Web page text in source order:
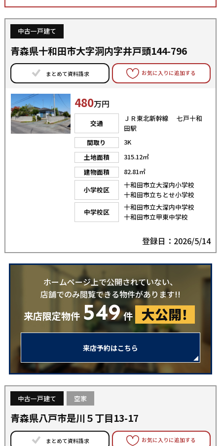
中古一戸建て
青森県十和田市大字洞内字井戸頭144-796
まとめて資料請求 お気に入りに追加する
480万円
交通
ＪＲ東北新幹線 七戸十和
田駅
間取り
3K
土地面積
315.12㎡
建物面積
82.81㎡
小学校区
十和田市立大深内小学校
十和田市立ちとせ小学校
中学校区
十和田市立大深内中学校
十和田市立甲東中学校
登録日：2026/5/14
ホームページ上で公開されていない、
店舗でのみ閲覧できる物件があります!!
来店限定物件 549件 大公開！
来店予約はこちら
中古一戸建て 空家
青森県八戸市是川５丁目13-17
まとめて資料請求 お気に入りに追加する